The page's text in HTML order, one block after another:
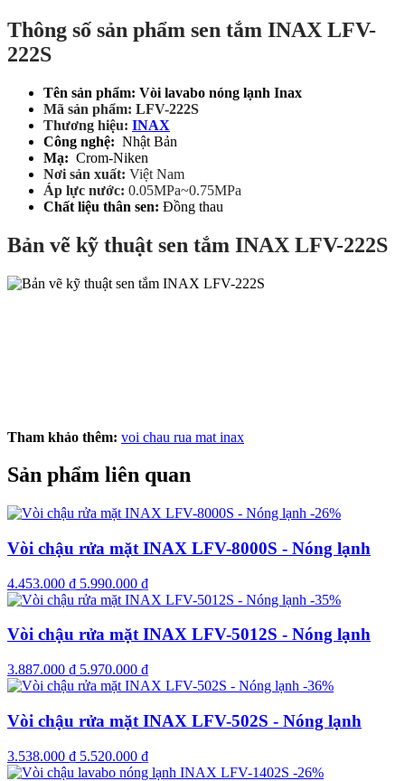
Thông số sản phẩm sen tắm INAX LFV-
222S
Tên sản phẩm: Vòi lavabo nóng lạnh Inax
Mã sản phẩm: LFV-222S
Thương hiệu: INAX
Công nghệ: Nhật Bản
Mạ: Crom-Niken
Nơi sản xuất: Việt Nam
Áp lực nước: 0.05MPa~0.75MPa
Chất liệu thân sen: Đồng thau
Bản vẽ kỹ thuật sen tắm INAX LFV-222S
Tham khảo thêm: voi chau rua mat inax
Sản phẩm liên quan
-26%
Vòi chậu rửa mặt INAX LFV-8000S - Nóng lạnh
4.453.000 ₫ 5.990.000 ₫
-35%
Vòi chậu rửa mặt INAX LFV-5012S - Nóng lạnh
3.887.000 ₫ 5.970.000 ₫
-36%
Vòi chậu rửa mặt INAX LFV-502S - Nóng lạnh
3.538.000 ₫ 5.520.000 ₫
-26%